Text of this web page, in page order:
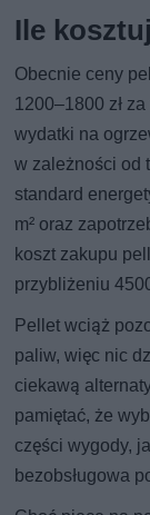
Ile
Obecnie ceny
1200–1800 zł
wydatki na
w zależności od
standard
m² oraz
koszt zakupu
przybliżeniu
Pellet wciąż
paliw, więc nic
ciekawą
pamiętać, że
części wygody,
bezobsługowa